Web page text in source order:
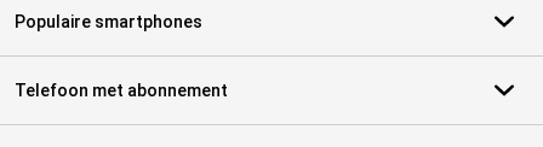
Populaire smartphones
Telefoon met abonnement